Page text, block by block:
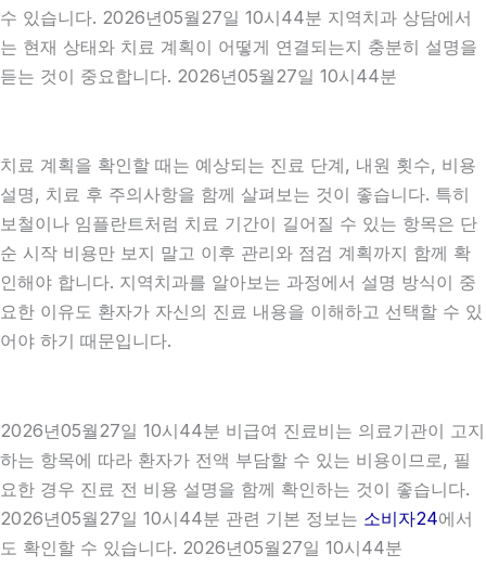
수 있습니다. 2026년05월27일 10시44분 지역치과 상담에서
는 현재 상태와 치료 계획이 어떻게 연결되는지 충분히 설명을
듣는 것이 중요합니다. 2026년05월27일 10시44분
치료 계획을 확인할 때는 예상되는 진료 단계, 내원 횟수, 비용
설명, 치료 후 주의사항을 함께 살펴보는 것이 좋습니다. 특히
보철이나 임플란트처럼 치료 기간이 길어질 수 있는 항목은 단
순 시작 비용만 보지 말고 이후 관리와 점검 계획까지 함께 확
인해야 합니다. 지역치과를 알아보는 과정에서 설명 방식이 중
요한 이유도 환자가 자신의 진료 내용을 이해하고 선택할 수 있
어야 하기 때문입니다.
2026년05월27일 10시44분 비급여 진료비는 의료기관이 고지
하는 항목에 따라 환자가 전액 부담할 수 있는 비용이므로, 필
요한 경우 진료 전 비용 설명을 함께 확인하는 것이 좋습니다.
2026년05월27일 10시44분 관련 기본 정보는 소비자24에서
도 확인할 수 있습니다. 2026년05월27일 10시44분